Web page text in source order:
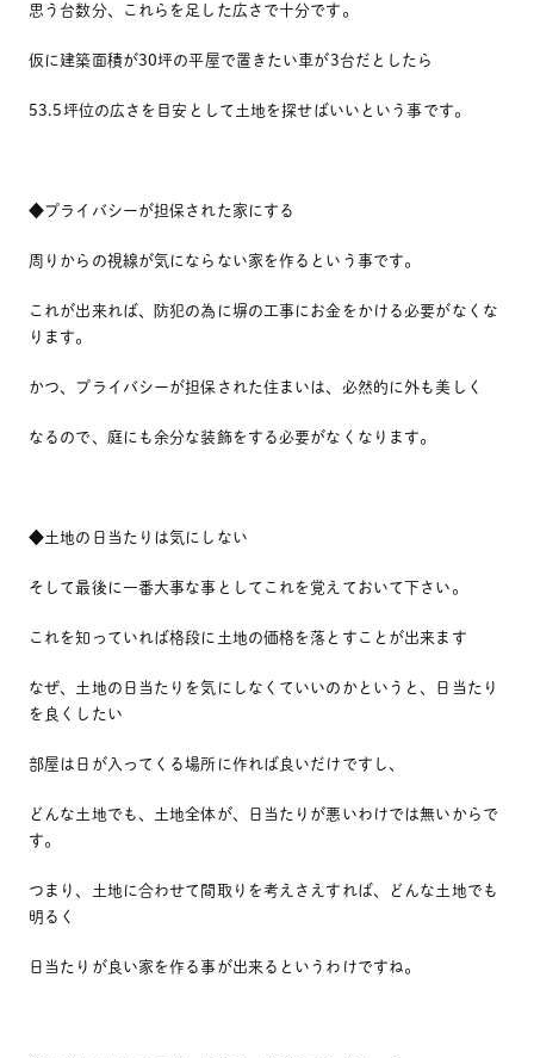
思う台数分、これらを足した広さで十分です。
仮に建築面積が30坪の平屋で置きたい車が3台だとしたら
53.5坪位の広さを目安として土地を探せばいいという事です。
◆プライバシーが担保された家にする
周りからの視線が気にならない家を作るという事です。
これが出来れば、防犯の為に塀の工事にお金をかける必要がなくな
ります。
かつ、プライバシーが担保された住まいは、必然的に外も美しく
なるので、庭にも余分な装飾をする必要がなくなります。
◆土地の日当たりは気にしない
そして最後に一番大事な事としてこれを覚えておいて下さい。
これを知っていれば格段に土地の価格を落とすことが出来ます
なぜ、土地の日当たりを気にしなくていいのかというと、日当たり
を良くしたい
部屋は日が入ってくる場所に作れば良いだけですし、
どんな土地でも、土地全体が、日当たりが悪いわけでは無いからで
す。
つまり、土地に合わせて間取りを考えさえすれば、どんな土地でも
明るく
日当たりが良い家を作る事が出来るというわけですね。